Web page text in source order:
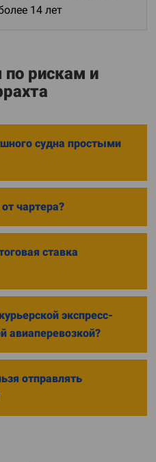
14 лет
рискам и
судна простыми
чартера?
ставка
экспресс-
авиаперевозкой?
отправлять